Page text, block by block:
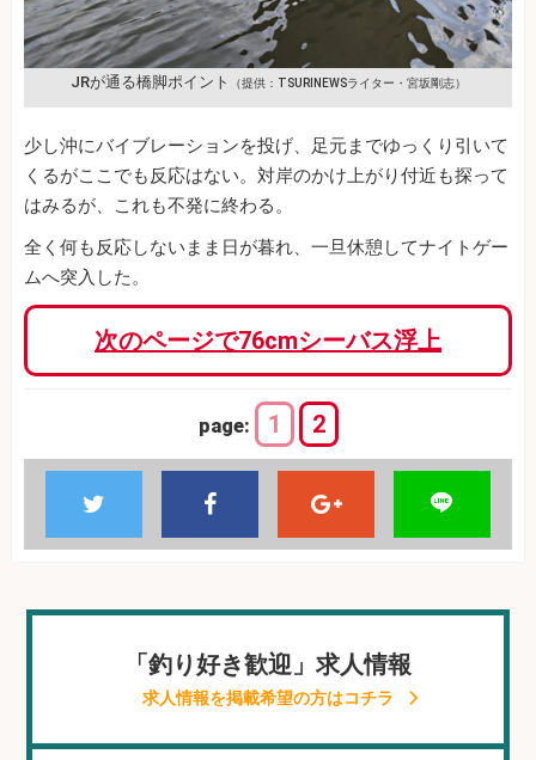
JRが通る橋脚ポイント （提供：TSURINEWSライター・宮坂剛志）
少し沖にバイブレーションを投げ、足元までゆっくり引いて
くるがここでも反応はない。対岸のかけ上がり付近も探って
はみるが、これも不発に終わる。
全く何も反応しないまま日が暮れ、一旦休憩してナイトゲー
ムへ突入した。
次のページで76cmシーバス浮上
page: 1 2
「釣り好き歓迎」求人情報
求人情報を掲載希望の方はコチラ